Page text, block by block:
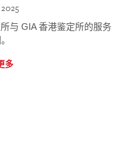
与 GIA 香港鉴定所的服务
多